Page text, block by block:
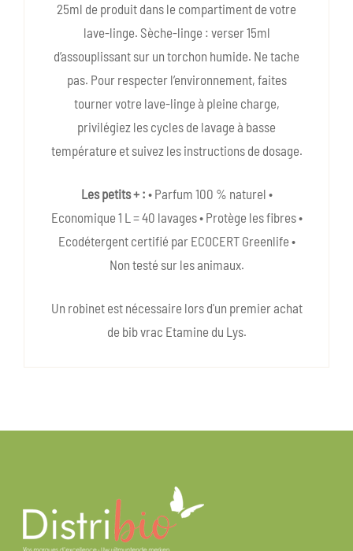
25ml de produit dans le compartiment de votre
lave-linge. Sèche-linge : verser 15ml
d’assouplissant sur un torchon humide. Ne tache
pas. Pour respecter l’environnement, faites
tourner votre lave-linge à pleine charge,
privilégiez les cycles de lavage à basse
température et suivez les instructions de dosage.
Les petits + : • Parfum 100 % naturel •
Economique 1 L = 40 lavages • Protège les fibres •
Ecodétergent certifié par ECOCERT Greenlife •
Non testé sur les animaux.
Un robinet est nécessaire lors d'un premier achat
de bib vrac Etamine du Lys.